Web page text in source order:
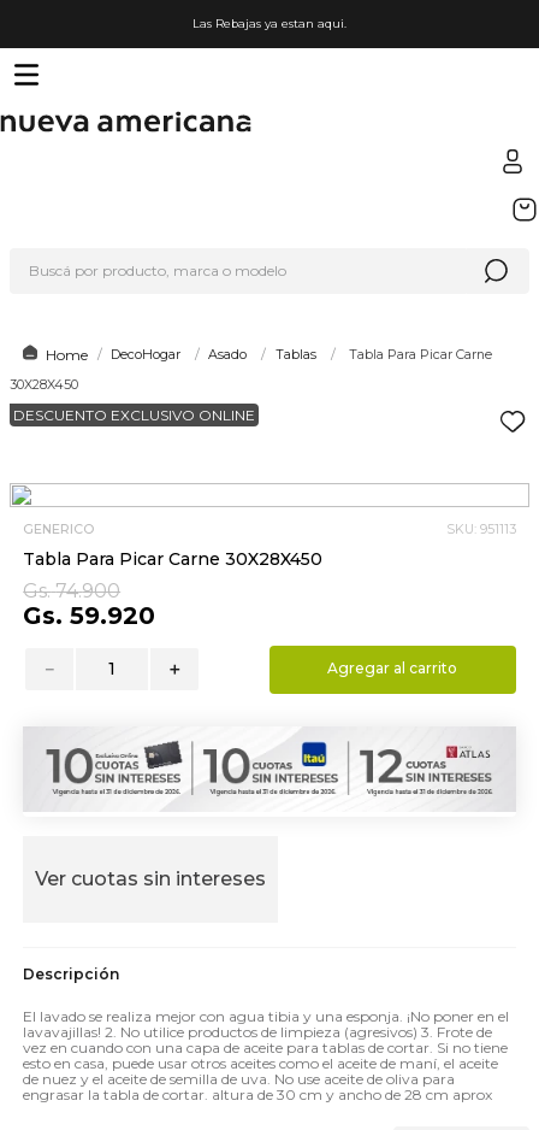
Las Rebajas ya estan aqui.
DecoHogar Asado Tablas
Tabla Para Picar Carne
30X28X450
DESCUENTO EXCLUSIVO ONLINE
GENERICO SKU: 951113
Tabla Para Picar Carne 30X28X450
Gs. 74.900
Gs. 59.920
＋
－ Agregar al carrito
Ver cuotas sin intereses
El lavado se realiza mejor con agua tibia y una esponja. ¡No poner en el
lavavajillas! 2. No utilice productos de limpieza (agresivos) 3. Frote de
vez en cuando con una capa de aceite para tablas de cortar. Si no tiene
esto en casa, puede usar otros aceites como el aceite de maní, el aceite
de nuez y el aceite de semilla de uva. No use aceite de oliva para
engrasar la tabla de cortar. altura de 30 cm y ancho de 28 cm aprox
2.
nike
4.
termo
5.
cafetera
7.
organizador
8.
almohada
9 .
hydrate
10. toalla